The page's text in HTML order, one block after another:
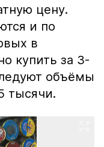
цену.
и по
в
купить за 3-
объёмы
тысячи.